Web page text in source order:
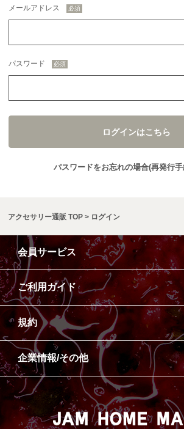
メールアドレス
パスワード
ログインはこちら
パスワードをお忘れの場合(再発行手
アクセサリー通販 TOP ログイン
会員サービス
ご利用ガイド
規約
企業情報/その他